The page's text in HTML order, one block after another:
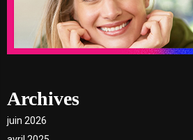
Archives
juin 2026